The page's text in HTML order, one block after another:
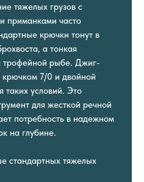
тяжелых грузов с
приманками часто
крючки тонут в
а тонкая
трофейной рыбе. Джиг-
крючком 7/0 и двойной
таких условий. Это
для жесткой речной
потребность в надежном
на глубине.
стандартных тяжелых